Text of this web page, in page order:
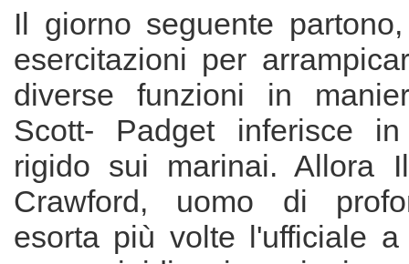
Il giorno seguente
esercitazioni per
diverse funzioni in
Scott- Padget inferisce
rigido sui marinai. Allora
Crawford, uomo di
esorta più volte l'ufficiale